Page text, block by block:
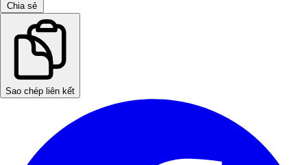
Chia sẻ
Sao chép liên kết